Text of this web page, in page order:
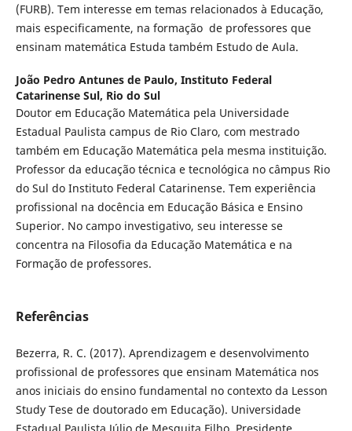
(FURB). Tem interesse em temas relacionados à Educação,
mais especificamente, na formação de professores que
ensinam matemática Estuda também Estudo de Aula.
João Pedro Antunes de Paulo, Instituto Federal
Catarinense Sul, Rio do Sul
Doutor em Educação Matemática pela Universidade
Estadual Paulista campus de Rio Claro, com mestrado
também em Educação Matemática pela mesma instituição.
Professor da educação técnica e tecnológica no câmpus Rio
do Sul do Instituto Federal Catarinense. Tem experiência
profissional na docência em Educação Básica e Ensino
Superior. No campo investigativo, seu interesse se
concentra na Filosofia da Educação Matemática e na
Formação de professores.
Referências
Bezerra, R. C. (2017). Aprendizagem e desenvolvimento
profissional de professores que ensinam Matemática nos
anos iniciais do ensino fundamental no contexto da Lesson
Study Tese de doutorado em Educação). Universidade